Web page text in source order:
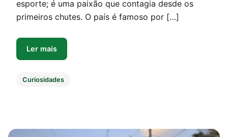
esporte; é uma paixão que contagia desde os
primeiros chutes. O país é famoso por […]
Ler mais
Curiosidades